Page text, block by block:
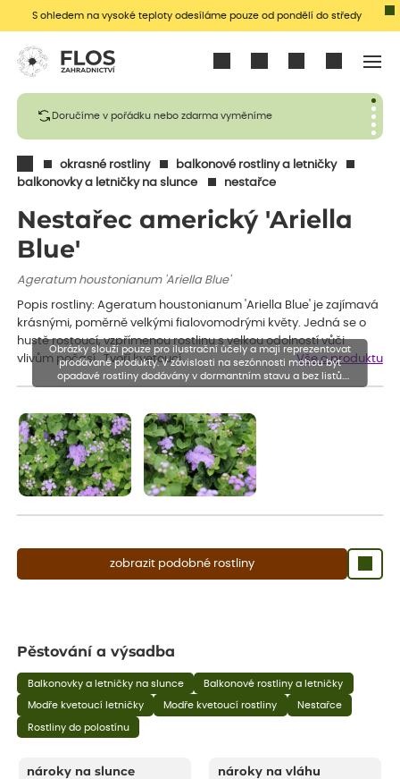
S ohledem na vysoké teploty odesíláme pouze od pondělí do středy
Doručíme v pořádku nebo zdarma vyměníme
okrasné rostliny
balkonové rostliny a letničky
balkonovky a letničky na slunce
nestařce
Nestařec americký 'Ariella
Blue'
Ageratum houstonianum 'Ariella Blue'
Popis rostliny: Ageratum houstonianum 'Ariella Blue' je zajímavá
krásnými, poměrně velkými fialovomodrými květy. Jedná se o
hustě rostoucí, vzpřímenou rostlinu s velkou odolností vůči
vlivům počasí. Tvoří kvetoucí…
Vše o produktu
zobrazit podobné rostliny
Obrázky slouží pouze pro ilustrační účely a mají reprezentovat
prodávané produkty. V závislosti na sezónnosti mohou být
opadavé rostliny dodávány v dormantním stavu a bez listů.
Rostliny mohou být také sestřiženy níže, než je uvedená výška,
Pěstování a výsadba
Balkonovky a letničky na slunce Balkonové rostliny a letničky
Modře kvetoucí letničky Modře kvetoucí rostliny Nestařce
Rostliny do polostínu
nároky na slunce nároky na vláhu